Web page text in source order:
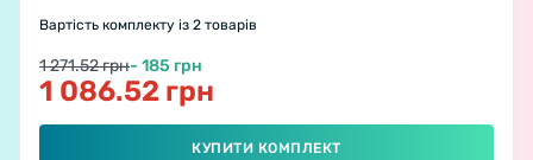
Вартість комплекту із 2 товарів
1 271.52 грн- 185 грн
1 086.52 грн
КУПИТИ КОМПЛЕКТ